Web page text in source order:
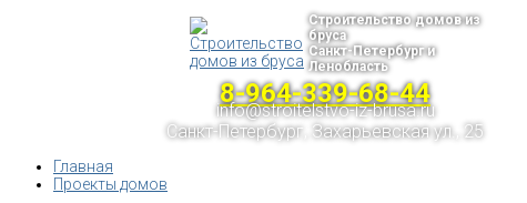
Строительство домов из
бруса
Санкт-Петербург и
Ленобласть
8-964-339-68-44
info@stroitelstvo-iz-brusa.ru
Санкт-Петербург, Захарьевская ул., 25
Главная
Проекты домов